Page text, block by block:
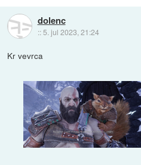
dolenc
:: 5. jul 2023, 21:24
Kr vevrca